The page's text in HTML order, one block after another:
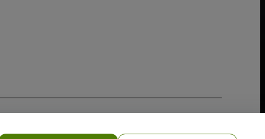
laPolítica de Privacidad para Móviles